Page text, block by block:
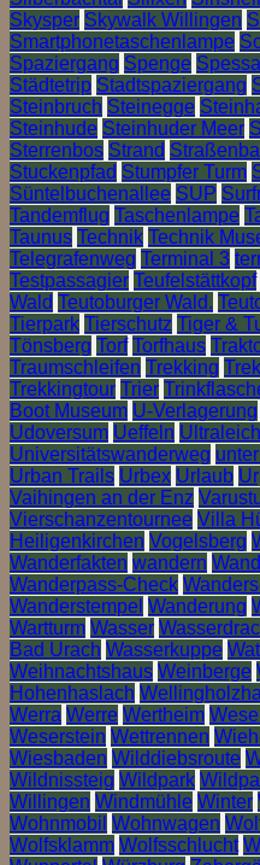
Skysper Skywalk Willingen
Smartphonetaschenlampe
Spaziergang Spenge
Städtetrip Stadtspaziergang
Steinbruch Steinegge
Steinhude Steinhuder Meer
Sterrenbos Strand
Stuckenpfad Stumpfer Turm
Süntelbuchenallee SUP
Tandemflug Taschenlampe
Taunus Technik Technik
Telegrafenweg Terminal 3
Testpassagier Teufelstättkopf
Wald Teutoburger Wald.
Tierpark Tierschutz Tiger &
Tönsberg Torf Torfhaus
Traumschleifen Trekking
Trekkingtour Trier
Boot Museum U-Verlagerung
Udoversum Ueffeln
Universitätswanderweg
Urban Trails Urbex Urlaub
Vaihingen an der Enz
Vierschanzentournee Villa
Heiligenkirchen Vogelsberg
Wanderfakten wandern
Wanderpass-Check
Wanderstempel Wanderung
Wartturm Wasser
Bad Urach Wasserkuppe
Weihnachtshaus Weinberge
Hohenhaslach
Werra Werre Wertheim
Weserstein Wettrennen
Wiesbaden Wilddiebsroute
Wildnissteig Wildpark
Willingen Windmühle Winter
Wohnmobil Wohnwagen
Wolfsklamm Wolfsschlucht